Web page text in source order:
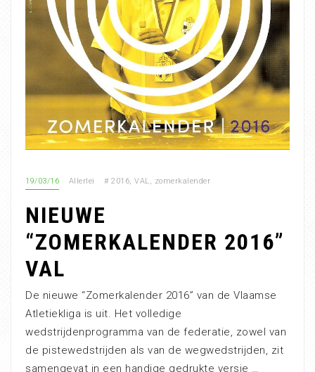
19/03/16 Allerlei # 2016, VAL, zomerkalender
NIEUWE
“ZOMERKALENDER 2016”
VAL
De nieuwe “Zomerkalender 2016” van de Vlaamse
Atletiekliga is uit. Het volledige
wedstrijdenprogramma van de federatie, zowel van
de pistewedstrijden als van de wegwedstrijden, zit
samengevat in een handige gedrukte versie …